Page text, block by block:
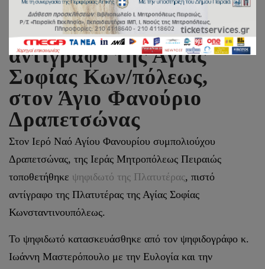
Ψηφιδωτό της
Πλατυτέρας, πιστό
αντίγραφο της Αγίας
Σοφίας Κων/πόλεως,
στον Άγιο Φανούριο
Δραπετσώνας
Στον Ιερό Ναό Αγίου Φανουρίου συμπολιούχου
Δραπετσώνας, της Ιεράς Μητροπόλεως Πειραιώς
τοποθετήθηκε ψηφιδωτό της Πλατυτέρας, πιστό
αντίγραφο της Πλατυτέρας της Αγίας Σοφίας
Κωνσταντινουπόλεως.
Το ψηφιδωτό κατασκευάσθηκε από τον ψηφιδογράφο κ.
Ιωάννη Μαστερόπουλο με την Ευλογία και την